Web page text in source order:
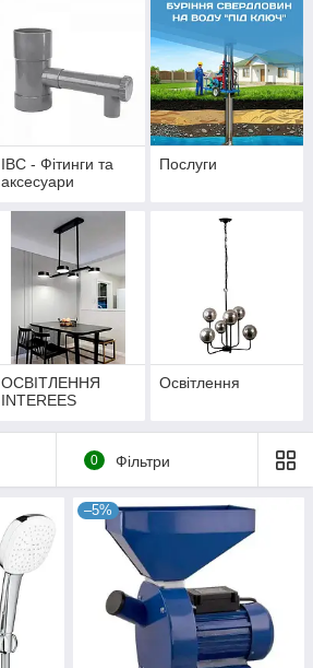
IBC - Фітинги та
аксесуари
Послуги
ОСВІТЛЕННЯ
INTEREES
Освітлення
0 Фільтри
–5%